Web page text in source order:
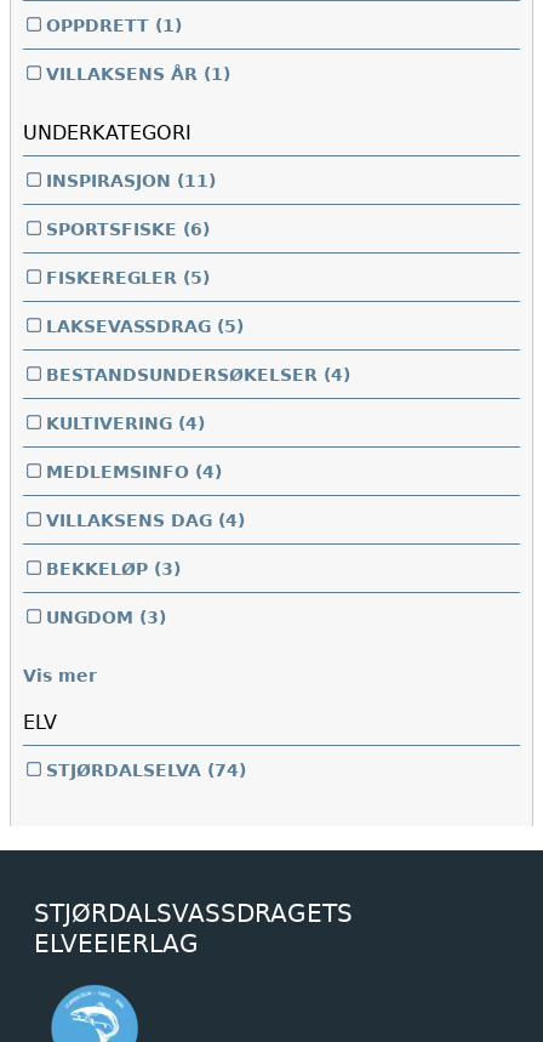
OPPDRETT (1)
VILLAKSENS ÅR (1)
UNDERKATEGORI
INSPIRASJON (11)
SPORTSFISKE (6)
FISKEREGLER (5)
LAKSEVASSDRAG (5)
BESTANDSUNDERSØKELSER (4)
KULTIVERING (4)
MEDLEMSINFO (4)
VILLAKSENS DAG (4)
BEKKELØP (3)
UNGDOM (3)
Vis mer
ELV
STJØRDALSELVA (74)
STJØRDALSVASSDRAGETS
ELVEEIERLAG